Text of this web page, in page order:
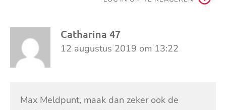
Catharina 47
12 augustus 2019 om 13:22
Max Meldpunt, maak dan zeker ook de